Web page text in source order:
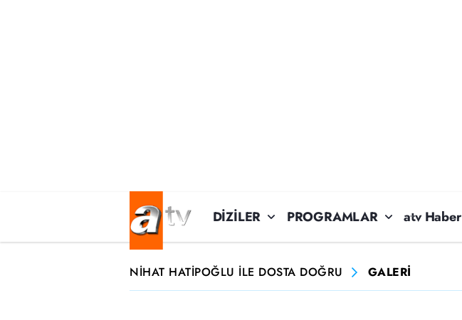
DİZİLER PROGRAMLAR atv Haber
NİHAT HATİPOĞLU İLE DOSTA DOĞRU GALERİ